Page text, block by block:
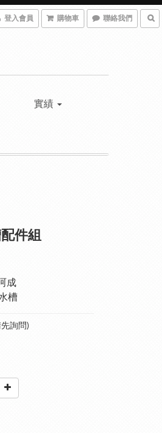
登入會員 購物車 聯絡我們
實績
件組
成
槽
詢問)